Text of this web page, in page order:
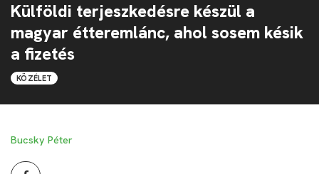
Külföldi terjeszkedésre készül a
magyar étteremlánc, ahol sosem késik
a fizetés
KÖZÉLET
Bucsky Péter